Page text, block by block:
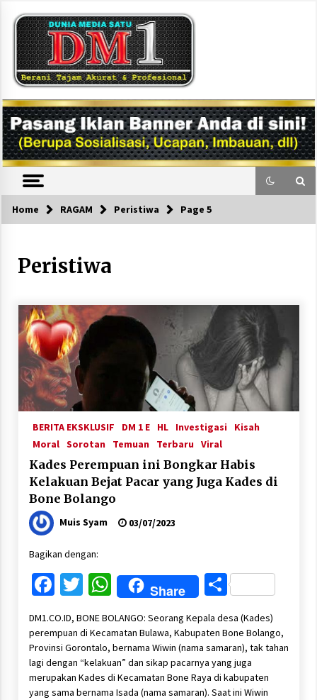
content
DM1
Home RAGAM Peristiwa Page 5
Peristiwa
BERITA EKSKLUSIF DM 1 E HL Investigasi
Kisah
Moral Sorotan Temuan Terbaru Viral
Kades Perempuan ini Bongkar Habis
Kelakuan Bejat Pacar yang Juga Kades di
Bone Bolango
Muis Syam 03/07/2023
Bagikan dengan:
Facebook
Twitter
WhatsApp
Share Share
DM1.CO.ID, BONE BOLANGO: Seorang Kepala desa (Kades)
perempuan di Kecamatan Bulawa, Kabupaten Bone Bolango,
Provinsi Gorontalo, bernama Wiwin (nama samaran), tak tahan
lagi dengan “kelakuan” dan sikap pacarnya yang juga
merupakan Kades di Kecamatan Bone Raya di kabupaten
yang sama bernama Isada (nama samaran). Saat ini Wiwin